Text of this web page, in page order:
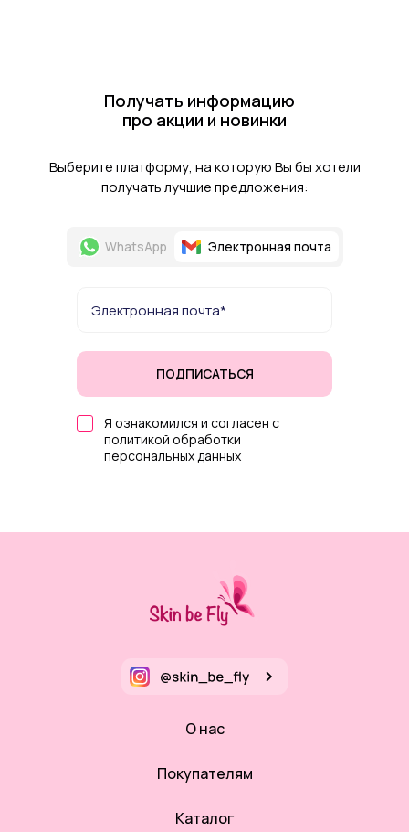
Получать информацию
про акции и новинки
Выберите платформу, на которую Вы бы хотели
получать лучшие предложения:
WhatsApp Электронная почта
ПОДПИСАТЬСЯ
Я ознакомился и согласен с
политикой обработки
персональных данных
О нас
Покупателям
Каталог